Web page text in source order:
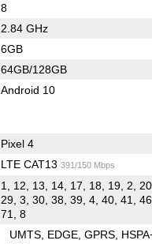
8
2.84 GHz
6GB
64GB/128GB
Android 10
Pixel 4
LTE CAT13 391/150 Mbps
1, 12, 13, 14, 17, 18, 19, 2,
29, 3, 30, 38, 39, 4, 40, 41,
71, 8
UMTS EDGE GPRS